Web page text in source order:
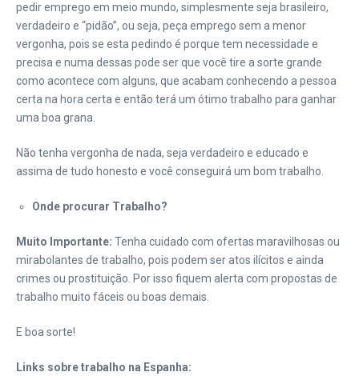
pedir emprego em meio mundo, simplesmente seja brasileiro,
verdadeiro e “pidão”, ou seja, peça emprego sem a menor
vergonha, pois se esta pedindo é porque tem necessidade e
precisa e numa dessas pode ser que você tire a sorte grande
como acontece com alguns, que acabam conhecendo a pessoa
certa na hora certa e então terá um ótimo trabalho para ganhar
uma boa grana.
Não tenha vergonha de nada, seja verdadeiro e educado e
assima de tudo honesto e você conseguirá um bom trabalho.
Onde procurar Trabalho?
Muito Importante: Tenha cuidado com ofertas maravilhosas ou
mirabolantes de trabalho, pois podem ser atos ilícitos e ainda
crimes ou prostituição. Por isso fiquem alerta com propostas de
trabalho muito fáceis ou boas demais.
E boa sorte!
Links sobre trabalho na Espanha: